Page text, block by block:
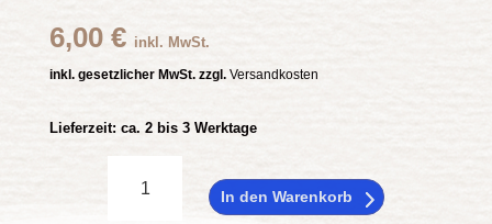
6,00 € inkl. MwSt.
inkl. gesetzlicher MwSt. zzgl. Versandkosten
Lieferzeit: ca. 2 bis 3 Werktage
Reine,
In den Warenkorb